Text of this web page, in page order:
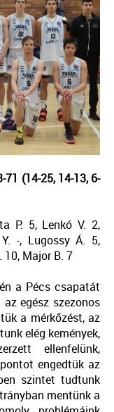
(14-25, 14-13, 6-
P. 5, Lenkó V. 2,
-, Lugossy Á. 5,
10, Major B. 7
a Pécs csapatát
egész szezonos
a mérkőzést, az
elég kemények,
ellenfelünk,
engedtük az
szintet tudtunk
mentünk a